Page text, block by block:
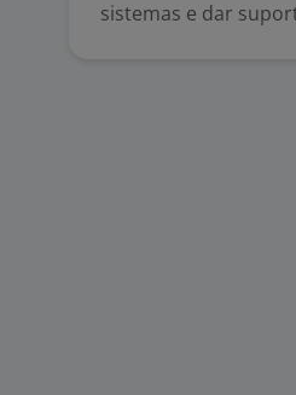
sistemas e dar